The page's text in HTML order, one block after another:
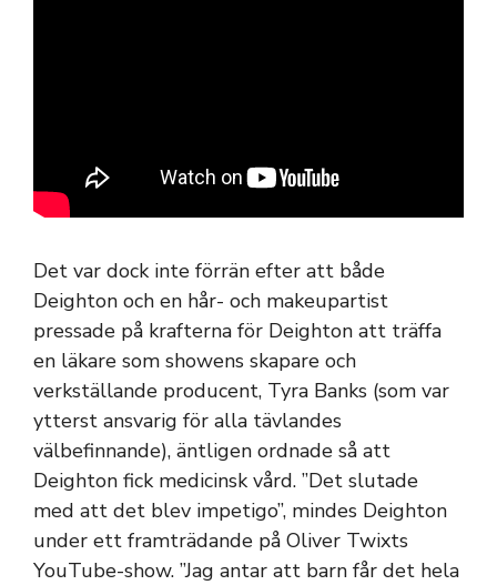
Det var dock inte förrän efter att både
Deighton och en hår- och makeupartist
pressade på krafterna för Deighton att träffa
en läkare som showens skapare och
verkställande producent, Tyra Banks (som var
ytterst ansvarig för alla tävlandes
välbefinnande), äntligen ordnade så att
Deighton fick medicinsk vård. ”Det slutade
med att det blev impetigo”, mindes Deighton
under ett framträdande på Oliver Twixts
YouTube-show. ”Jag antar att barn får det hela